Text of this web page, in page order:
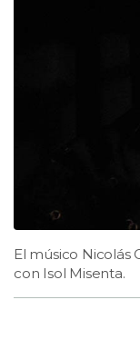
El músico Nicolás
con Isol Misenta.